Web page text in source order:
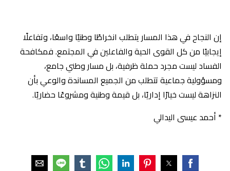
إن النجاح في هذا المسار يتطلب انخراطًا وطنيًا واسعًا، وتفاعلًا
إيجابيًا من كل القوى الحية والفاعلين في المجتمع. فمكافحة
الفساد ليست مجرد حملة ظرفية، بل مسار وطني جامع،
ومسؤولية جماعية تتطلب من الجميع المساندة والوعي بأن
النزاهة ليست خيارًا إداريًا، بل قيمة وطنية ومشروعًا حضاريًا.
* أحمد عيسى اليدالي